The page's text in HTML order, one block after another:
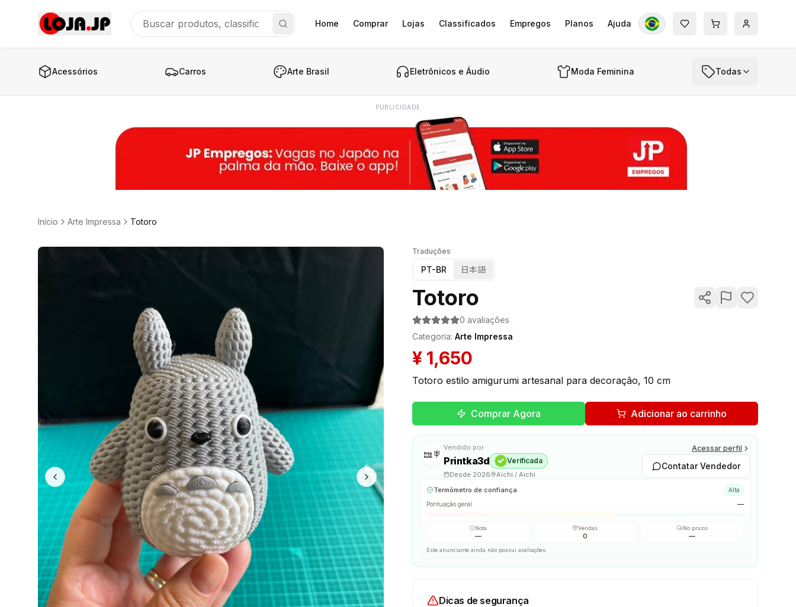
Home Comprar Lojas Classificados Empregos Planos Ajuda
Acessórios Carros Arte Brasil Eletrônicos e Áudio Moda Feminina Todas
PUBLICIDADE
Início Arte Impressa Totoro
Traduções
PT-BR 日本語
Totoro
0 avaliações
Categoria: Arte Impressa
¥ 1,650
Totoro estilo amigurumi artesanal para decoração, 10 cm
Comprar Agora Adicionar ao carrinho
Vendido por
Printka3d Verificada
Desde 2026 Aichi / Aichi
Acessar perfil
Contatar Vendedor
Termômetro de confiança
Alta
Pontuação geral
—
Nota
—
Vendas
0
No prazo
—
Este anunciante ainda não possui avaliações.
Dicas de segurança